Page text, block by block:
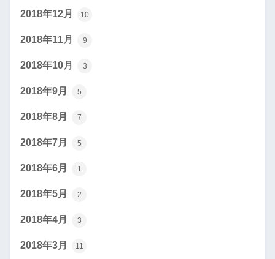
2018年12月 10
2018年11月 9
2018年10月 3
2018年9月 5
2018年8月 7
2018年7月 5
2018年6月 1
2018年5月 2
2018年4月 3
2018年3月 11